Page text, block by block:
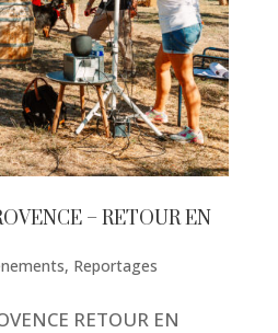
– RETOUR EN
, Reportages
RETOUR EN